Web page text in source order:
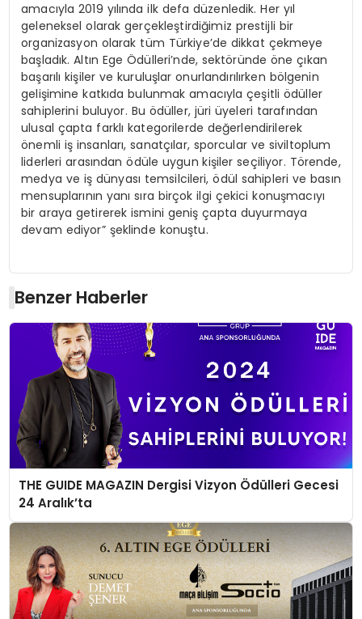
amacıyla 2019 yılında ilk defa düzenledik. Her yıl
geleneksel olarak gerçekleştirdiğimiz prestijli bir
organizasyon olarak tüm Türkiye’de dikkat çekmeye
başladık. Altın Ege Ödülleri’nde, sektöründe öne çıkan
başarılı kişiler ve kuruluşlar onurlandırılırken bölgenin
gelişimine katkıda bulunmak amacıyla çeşitli ödüller
sahiplerini buluyor. Bu ödüller, jüri üyeleri tarafından
ulusal çapta farklı kategorilerde değerlendirilerek
önemli iş insanları, sanatçılar, sporcular ve siviltoplum
liderleri arasından ödüle uygun kişiler seçiliyor. Törende,
medya ve iş dünyası temsilcileri, ödül sahipleri ve basın
mensuplarının yanı sıra birçok ilgi çekici konuşmacıyı
bir araya getirerek ismini geniş çapta duyurmaya
devam ediyor” şeklinde konuştu.
Benzer Haberler
THE GUIDE MAGAZIN Dergisi Vizyon Ödülleri Gecesi
24 Aralık’ta